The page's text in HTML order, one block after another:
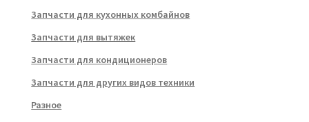
Запчасти для кухонных комбайнов
Запчасти для вытяжек
Запчасти для кондиционеров
Запчасти для других видов техники
Разное